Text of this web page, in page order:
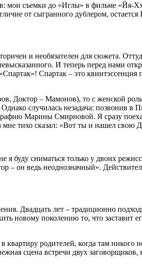
мои съемки до «Иглы» в фильме «Йя-
от сыгранного дублером,
и необязателен для сюжета.
И теперь перед нами
Спартак – это квинтэссенция
Доктор – Мамонов), то с женской
случилась незадача: позвонив в
Марины Смирновой. Я сразу
тихо сказал: «Вот ты и нашел свою
буду сниматься только у двоих
– он ведь неоднозначный».
Двадцать лет – традиционно
новому поколению то, что заставит
родителей, когда там никого
сцена встречи двух